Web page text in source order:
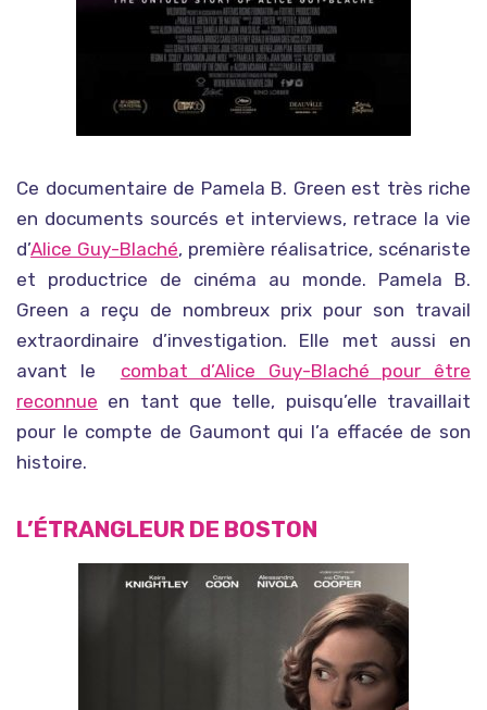
Ce documentaire de Pamela B. Green est très riche
en documents sourcés et interviews, retrace la vie
d’Alice Guy-Blaché, première réalisatrice, scénariste
et productrice de cinéma au monde. Pamela B.
Green a reçu de nombreux prix pour son travail
extraordinaire d’investigation. Elle met aussi en
avant le combat d’Alice Guy-Blaché pour être
reconnue en tant que telle, puisqu’elle travaillait
pour le compte de Gaumont qui l’a effacée de son
histoire.
L’ÉTRANGLEUR DE BOSTON